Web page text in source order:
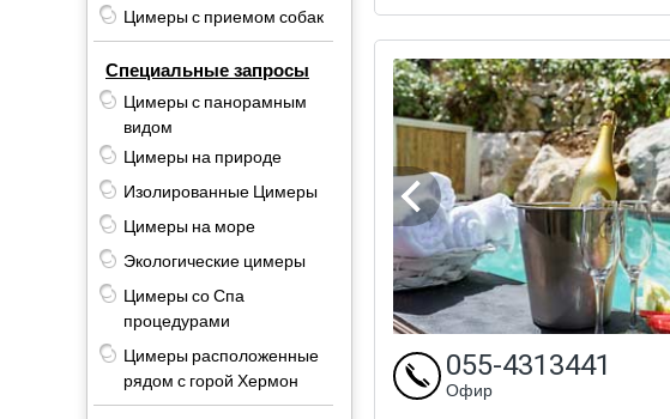
Цимеры с приемом собак
Специальные запросы
Цимеры с панорамным
видом
Цимеры на природе
Изолированные Цимеры
Цимеры на море
Экологические цимеры
Цимеры со Спа
процедурами
Цимеры расположенные
рядом с горой Хермон
055-4313441
Офир